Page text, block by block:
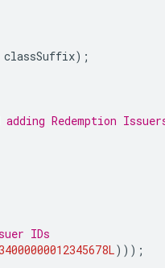
classSuffix);
Redemption
IDs
)));